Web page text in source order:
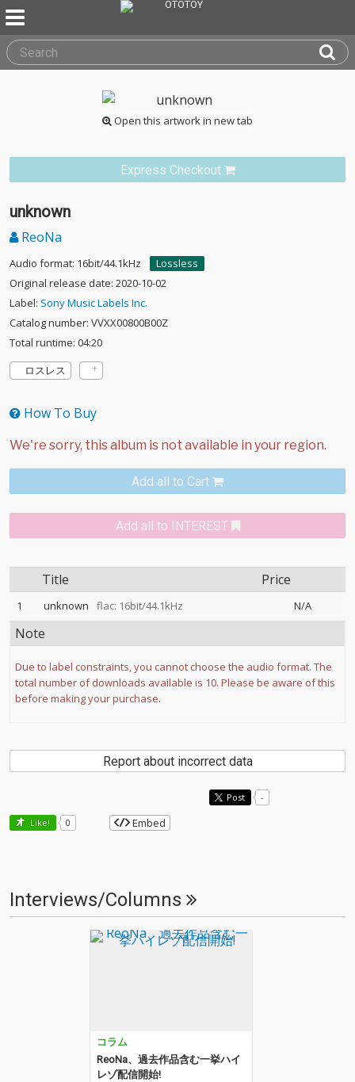
Open this artwork in new tab
Express Checkout
unknown
ReoNa
Audio format: 16bit/44.1kHz
Lossless
Original release date: 2020-10-02
Label: Sony Music Labels Inc.
Catalog number: VVXX00800B00Z
Total runtime: 04:20
ロスレス
How To Buy
Add all to Cart
Add all to INTEREST
Title Price
1 unknown flac: 16bit/44.1kHz N/A
Note
Due to label constraints, you cannot choose the audio format. The
total number of downloads available is 10. Please be aware of this
before making your purchase.
Report about incorrect data
Post -
Like! 0 Embed
Interviews/Columns
コラム
ReoNa、過去作品含む一挙ハイ
レゾ配信開始!